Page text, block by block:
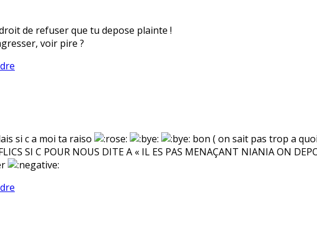
de refuser que tu depose plainte !
voir pire ?
si c a moi ta raiso
bon ( on sait pas trop a
SI C POUR NOUS DITE A « IL ES PAS MENAÇANT NIANIA ON